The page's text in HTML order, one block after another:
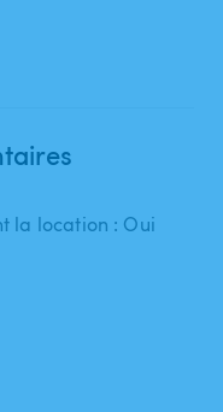
la location : Oui